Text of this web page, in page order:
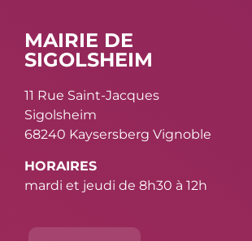
MAIRIE DE
SIGOLSHEIM
11 Rue Saint-Jacques
Sigolsheim
68240 Kaysersberg Vignoble
HORAIRES
mardi et jeudi de 8h30 à 12h